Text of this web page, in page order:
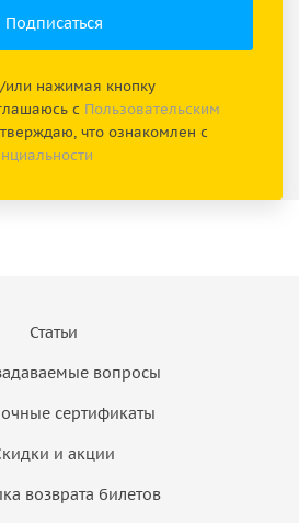
или нажимая кнопку
с Пользовательским
что ознакомлен с
Статьи
вопросы
сертификаты
и акции
возврата билетов